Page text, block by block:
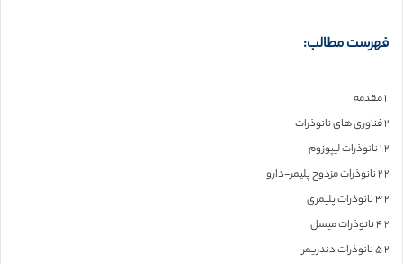
فهرست مطالب:
۲ فناوری های نانوذرات
۲ ۱ نانوذرات لیپوزوم
۲ ۲ نانوذرات مزدوج پلیمر-دارو
۲ ۳ نانوذرات پلیمری
۲ ۴ نانوذرات میسل
۲ ۵ نانوذرات دندریمر